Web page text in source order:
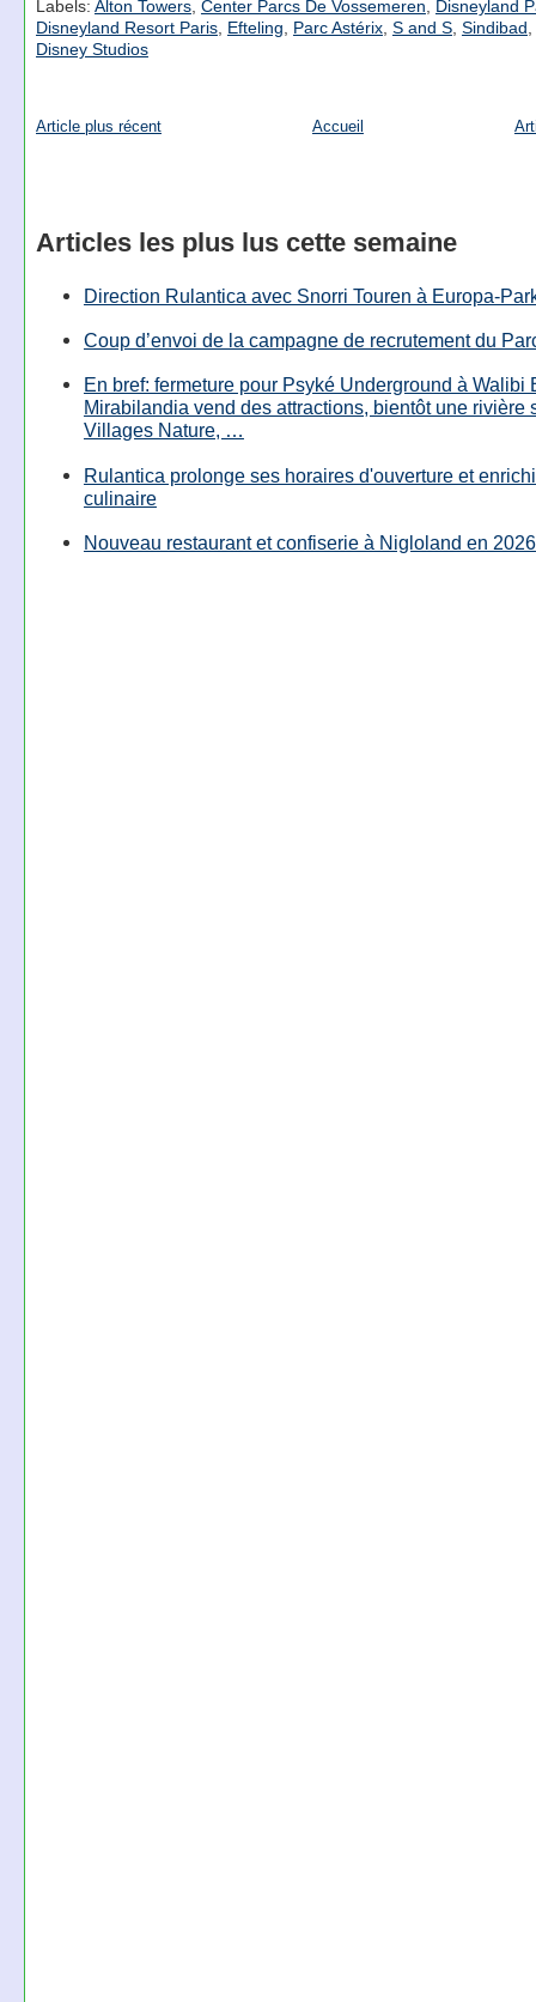
Labels: Alton Towers, Center Parcs De Vossemeren, Disneyland
Disneyland Resort Paris, Efteling, Parc Astérix, S and S, Sindibad,
Disney Studios
Article plus récent Accueil
Articles les plus lus cette semaine
Direction Rulantica avec Snorri Touren à Europa-
Coup d’envoi de la campagne de recrutement du
En bref: fermeture pour Psyké Underground à Walibi
Mirabilandia vend des attractions, bientôt une rivière
Villages Nature, …
Rulantica prolonge ses horaires d'ouverture et
culinaire
Nouveau restaurant et confiserie à Nigloland en 2026